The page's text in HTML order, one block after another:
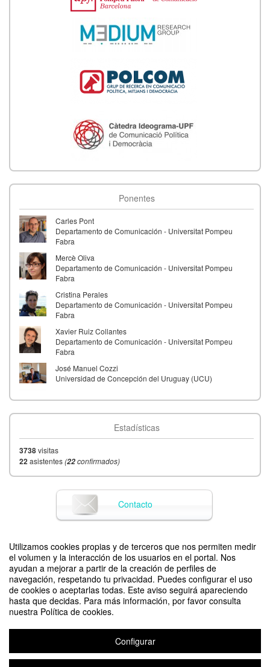
Utilizamos cookies propias y de terceros que nos permiten medir
el volumen y la interacción de los usuarios en el portal. Nos
ayudan a mejorar a partir de la creación de perfiles de
navegación, respetando tu privacidad. Puedes configurar el uso
de cookies o aceptarlas todas. Este aviso seguirá apareciendo
hasta que decidas. Para más información, por favor consulta
nuestra Política de cookies.
Configurar
Ponentes
Carles Pont
Departamento de Comunicación - Universitat Pompeu
Fabra
Mercè Oliva
Departamento de Comunicación - Universitat Pompeu
Fabra
Cristina Perales
Departamento de Comunicación - Universitat Pompeu
Fabra
Xavier Ruiz Collantes
Departamento de Comunicación - Universitat Pompeu
Fabra
José Manuel Cozzi
Universidad de Concepción del Uruguay (UCU)
Universitat Pompeu Fabra - Ideograma
Carlos A. Scolari
Estadísticas
3738visitas
22asistentes(22confirmados)
Contacto
Difunde tu evento poniendo el siguiente código en tu sitio
(DON’T) CRY FOR ME ARGENTINA. Elecciones, discursos y hegemonías
en el siglo XXI